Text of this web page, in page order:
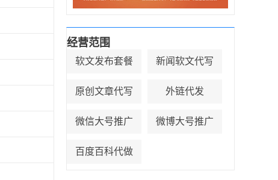
经营范围
软文发布套餐 新闻软文代写
原创文章代写 外链代发
微信大号推广 微博大号推广
百度百科代做